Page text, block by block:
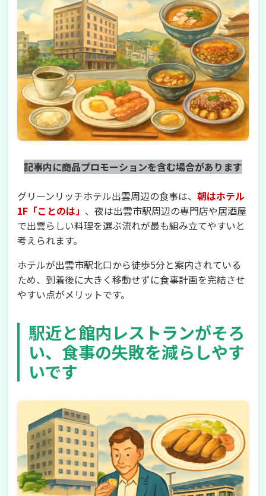
記事内に商品プロモーションを含む場合があります
グリーンリッチホテル出雲周辺の食事は、 朝はホテル
1F「ことのは」 、夜は出雲市駅周辺の専門店や居酒屋
で出雲らしい料理を選ぶ流れが最も組み立てやすいと
考えられます。
ホテルが出雲市駅北口から徒歩5分と案内されている
ため、到着後に大きく移動せずに食事計画を完結させ
やすい点がメリットです。
駅近と館内レストランがそろ
い、食事の失敗を減らしやす
いです